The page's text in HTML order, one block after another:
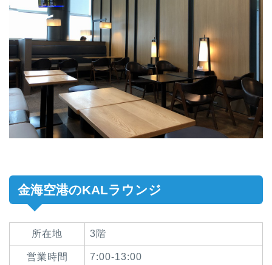
金海空港のKALラウンジ
所在地 3階
営業時間 7:00-13:00